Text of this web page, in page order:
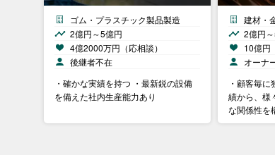
ゴム・プラスチック製品製造
2億円～5億円
4億2000万円（応相談）
後継者不在
・確かな実績を持つ ・最新鋭の設備
を備えた社内生産能力あり
建材・
2億円
10億円
オーナ
・顧客毎
績から、様
な関係性